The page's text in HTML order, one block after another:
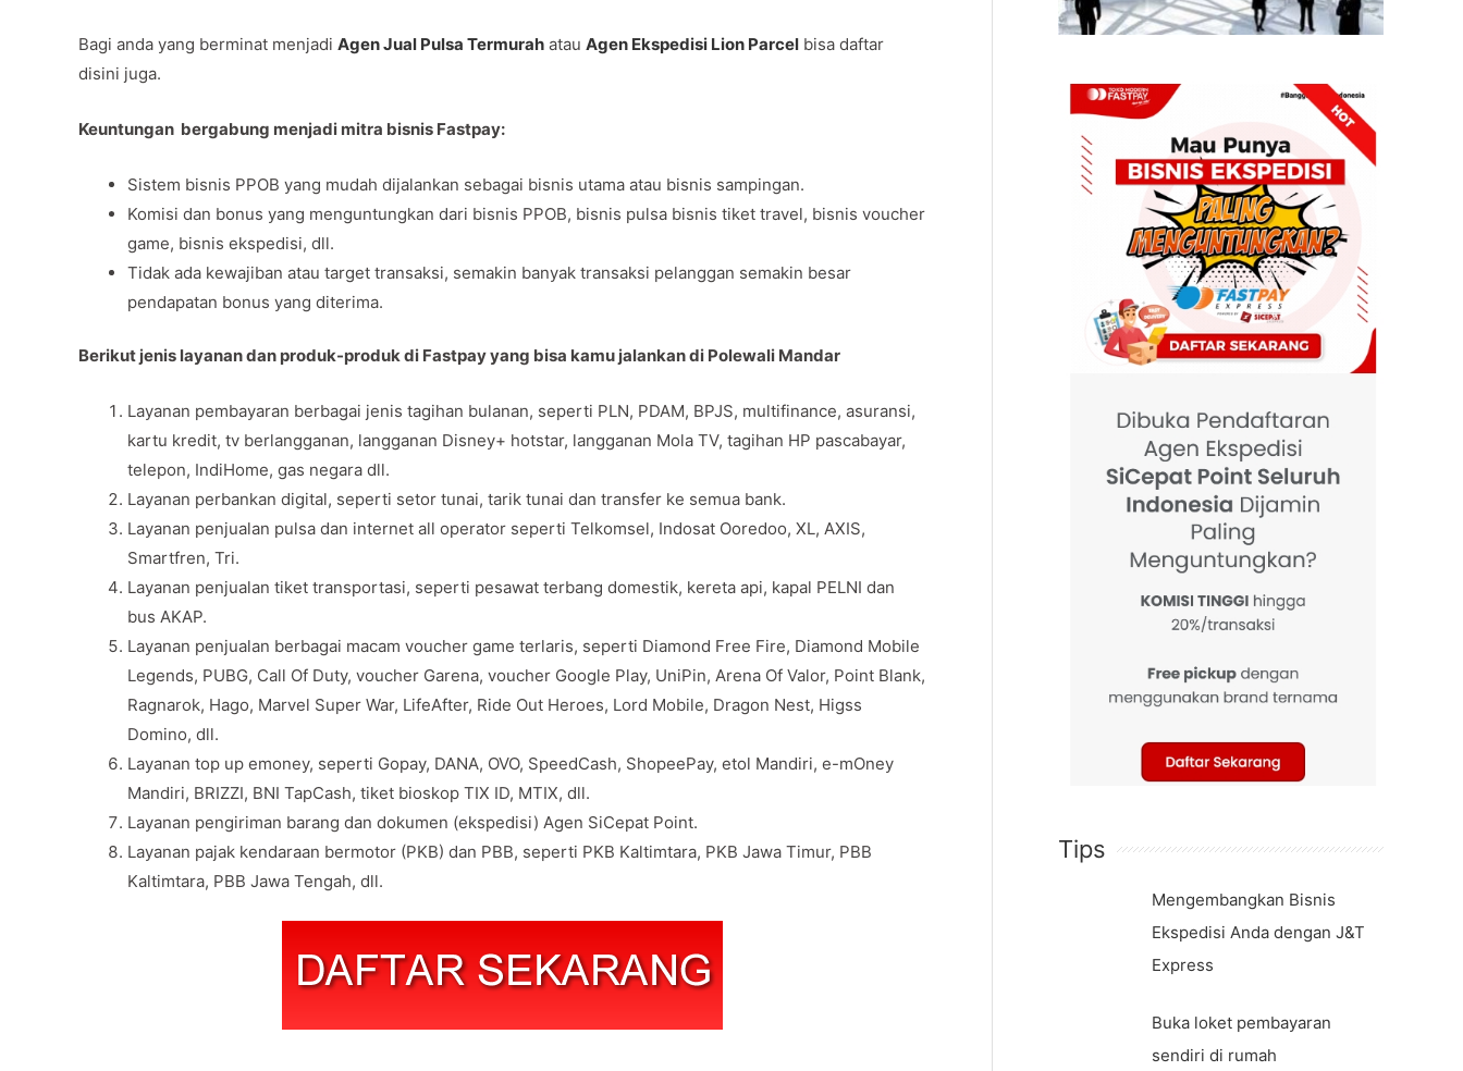
Bagi anda yang berminat menjadi Agen Jual Pulsa Termurah atau Agen Ekspedisi Lion Parcel bisa daftar
disini juga.
Keuntungan bergabung menjadi mitra bisnis Fastpay:
Sistem bisnis PPOB yang mudah dijalankan sebagai bisnis utama atau bisnis sampingan.
Komisi dan bonus yang menguntungkan dari bisnis PPOB, bisnis pulsa bisnis tiket travel, bisnis voucher
game, bisnis ekspedisi, dll.
Tidak ada kewajiban atau target transaksi, semakin banyak transaksi pelanggan semakin besar
pendapatan bonus yang diterima.
Berikut jenis layanan dan produk-produk di Fastpay yang bisa kamu jalankan di Polewali Mandar
Layanan pembayaran berbagai jenis tagihan bulanan, seperti PLN, PDAM, BPJS, multifinance, asuransi,
kartu kredit, tv berlangganan, langganan Disney+ hotstar, langganan Mola TV, tagihan HP pascabayar,
telepon, IndiHome, gas negara dll.
Layanan perbankan digital, seperti setor tunai, tarik tunai dan transfer ke semua bank.
Layanan penjualan pulsa dan internet all operator seperti Telkomsel, Indosat Ooredoo, XL, AXIS,
Smartfren, Tri.
Layanan penjualan tiket transportasi, seperti pesawat terbang domestik, kereta api, kapal PELNI dan
bus AKAP.
Layanan penjualan berbagai macam voucher game terlaris, seperti Diamond Free Fire, Diamond Mobile
Legends, PUBG, Call Of Duty, voucher Garena, voucher Google Play, UniPin, Arena Of Valor, Point Blank,
Ragnarok, Hago, Marvel Super War, LifeAfter, Ride Out Heroes, Lord Mobile, Dragon Nest, Higss
Domino, dll.
Layanan top up emoney, seperti Gopay, DANA, OVO, SpeedCash, ShopeePay, etol Mandiri, e-mOney
Mandiri, BRIZZI, BNI TapCash, tiket bioskop TIX ID, MTIX, dll.
Layanan pengiriman barang dan dokumen (ekspedisi) Agen SiCepat Point.
Layanan pajak kendaraan bermotor (PKB) dan PBB, seperti PKB Kaltimtara, PKB Jawa Timur, PBB
Kaltimtara, PBB Jawa Tengah, dll.
Tips
Mengembangkan Bisnis
Ekspedisi Anda dengan J&T
Express
Buka loket pembayaran
sendiri di rumah